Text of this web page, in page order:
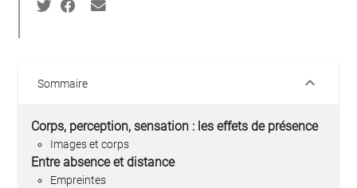
Sommaire keyboard_arrow_down
Corps, perception, sensation : les effets de présence
Images et corps
Entre absence et distance
Empreintes